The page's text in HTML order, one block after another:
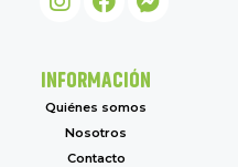
INFORMACIÓN
Quiénes somos
Nosotros
Contacto